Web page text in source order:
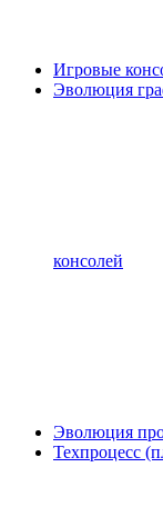
Игровые
Эволюция
консолей
Эволюция
Техпроцесс